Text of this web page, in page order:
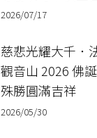
2026/07/17
慈悲光耀大千
觀音山 2026 佛
殊勝圓滿吉祥
2026/05/30